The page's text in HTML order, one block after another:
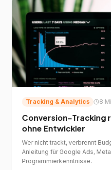
Tracking & Analytics 8
Conversion-Tracking
ohne Entwickler
Wer nicht trackt, verbrennt
Anleitung für Google Ads,
Programmierkenntnisse.